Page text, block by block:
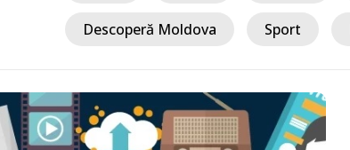
Descoperă Moldova Sport